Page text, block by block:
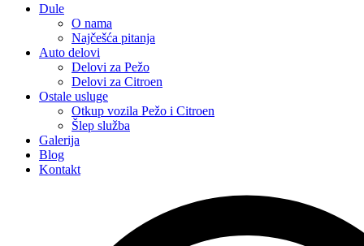
Dule
O nama
Najčešća pitanja
Auto delovi
Delovi za Pežo
Delovi za Citroen
Ostale usluge
Otkup vozila Pežo i Citroen
Šlep služba
Galerija
Blog
Kontakt